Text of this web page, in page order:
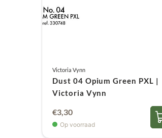
Victoria Vynn
Dust 04 Opium Green PXL |
Victoria Vynn
€3,30
Op voorraad